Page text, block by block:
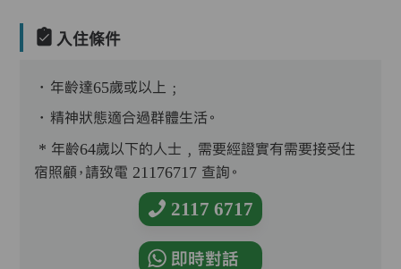
入住條件
．年齡達65歲或以上﹔
．精神狀態適合過群體生活。
* 年齡64歲以下的人士﹐需要經證實有需要接受住
宿照顧，請致電 21176717 查詢。
2117 6717
即時對話